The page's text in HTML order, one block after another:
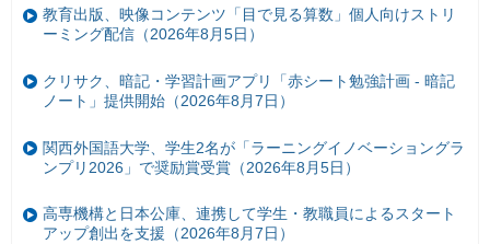
教育出版、映像コンテンツ「目で見る算数」個人向けストリ
ーミング配信（2026年8月5日）
クリサク、暗記・学習計画アプリ「赤シート勉強計画 - 暗記
ノート」提供開始（2026年8月7日）
関西外国語大学、学生2名が「ラーニングイノベーショングラ
ンプリ2026」で奨励賞受賞（2026年8月5日）
高専機構と日本公庫、連携して学生・教職員によるスタート
アップ創出を支援（2026年8月7日）